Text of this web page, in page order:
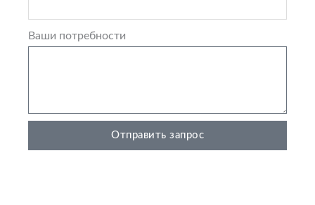
Ваши потребности
Отправить запрос